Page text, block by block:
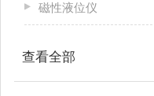
磁性液位仪
查看全部